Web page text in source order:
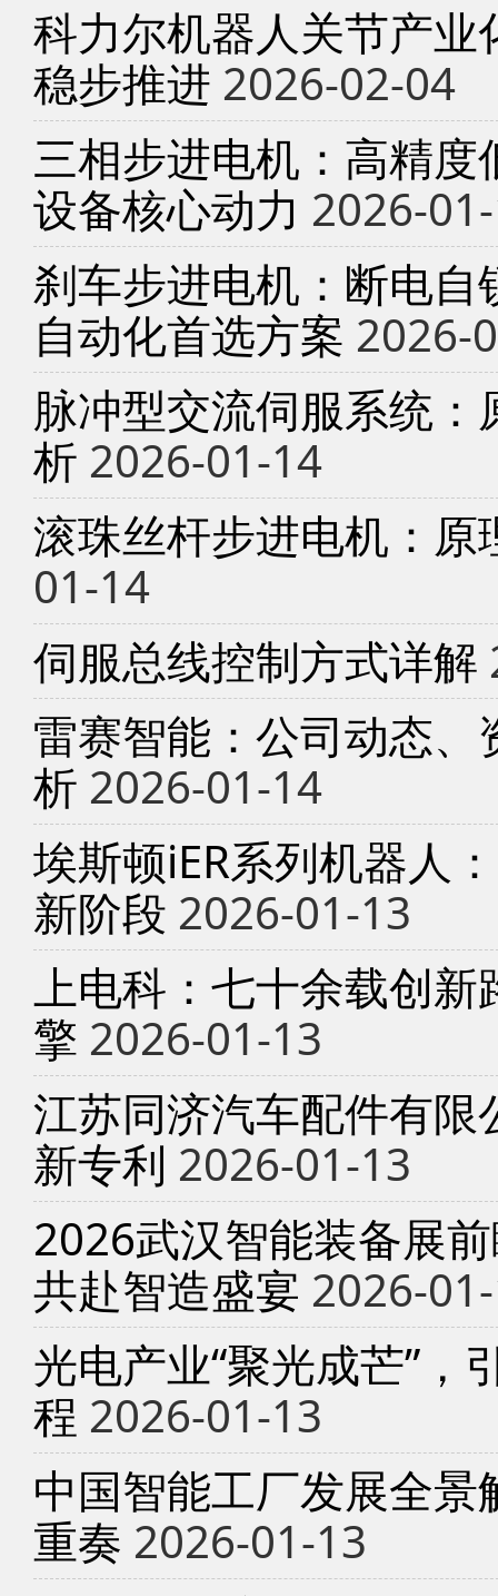
科力尔机器人关节产
稳步推进 2026-02-04
三相步进电机：高精
设备核心动力 2026-
刹车步进电机：断电
自动化首选方案 2026-
脉冲型交流伺服系统
析 2026-01-14
滚珠丝杆步进电机：
01-14
伺服总线控制方式详解
雷赛智能：公司动态
析 2026-01-14
埃斯顿iER系列机器人
新阶段 2026-01-13
上电科：七十余载创
擎 2026-01-13
江苏同济汽车配件有
新专利 2026-01-13
2026武汉智能装备展
共赴智造盛宴 2026-
光电产业“聚光成芒”，
程 2026-01-13
中国智能工厂发展全
重奏 2026-01-13